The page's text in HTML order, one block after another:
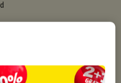
kaart